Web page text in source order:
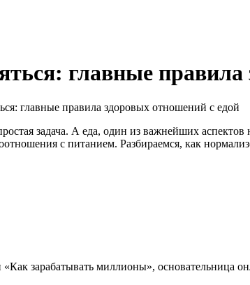
главные
главные правила здоровых отношений с едой
задача. А еда, один из важнейших
с питанием. Разбираемся, как
зарабатывать миллионы», основательница